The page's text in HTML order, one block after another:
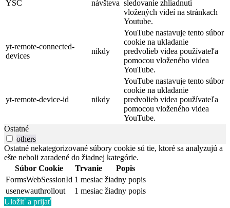
YSC návšteva sledovanie zhliadnutí
vložených videí na stránkach
Youtube.
yt-remote-connected-
devices
nikdy
YouTube nastavuje tento súbor
cookie na ukladanie
predvolieb videa používateľa
pomocou vloženého videa
YouTube.
yt-remote-device-id nikdy
YouTube nastavuje tento súbor
cookie na ukladanie
predvolieb videa používateľa
pomocou vloženého videa
YouTube.
Ostatné
others
Ostatné nekategorizované súbory cookie sú tie, ktoré sa analyzujú a
ešte neboli zaradené do žiadnej kategórie.
Súbor Cookie
Trvanie
Popis
FormsWebSessionId 1 mesiac žiadny popis
usenewauthrollout
1 mesiac žiadny popis
Uložiť a prijať